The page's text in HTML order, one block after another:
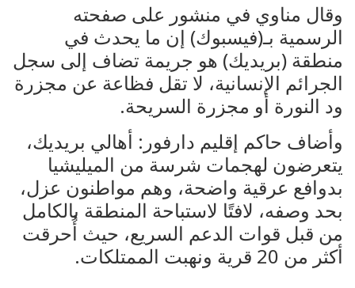
وقال مناوي في منشور على صفحته
الرسمية بـ(فيسبوك) إن ما يحدث في
منطقة (بريديك) هو جريمة تضاف إلى سجل
الجرائم الإنسانية، لا تقل فظاعة عن مجزرة
ود النورة أو مجزرة السريحة.
وأضاف حاكم إقليم دارفور: أهالي بريديك،
يتعرضون لهجمات شرسة من الميليشيا
بدوافع عرقية واضحة، وهم مواطنون عزل،
بحد وصفه، لافتًا لاستباحة المنطقة بالكامل
من قبل قوات الدعم السريع، حيث أُحرقت
أكثر من 20 قرية ونهبت الممتلكات.